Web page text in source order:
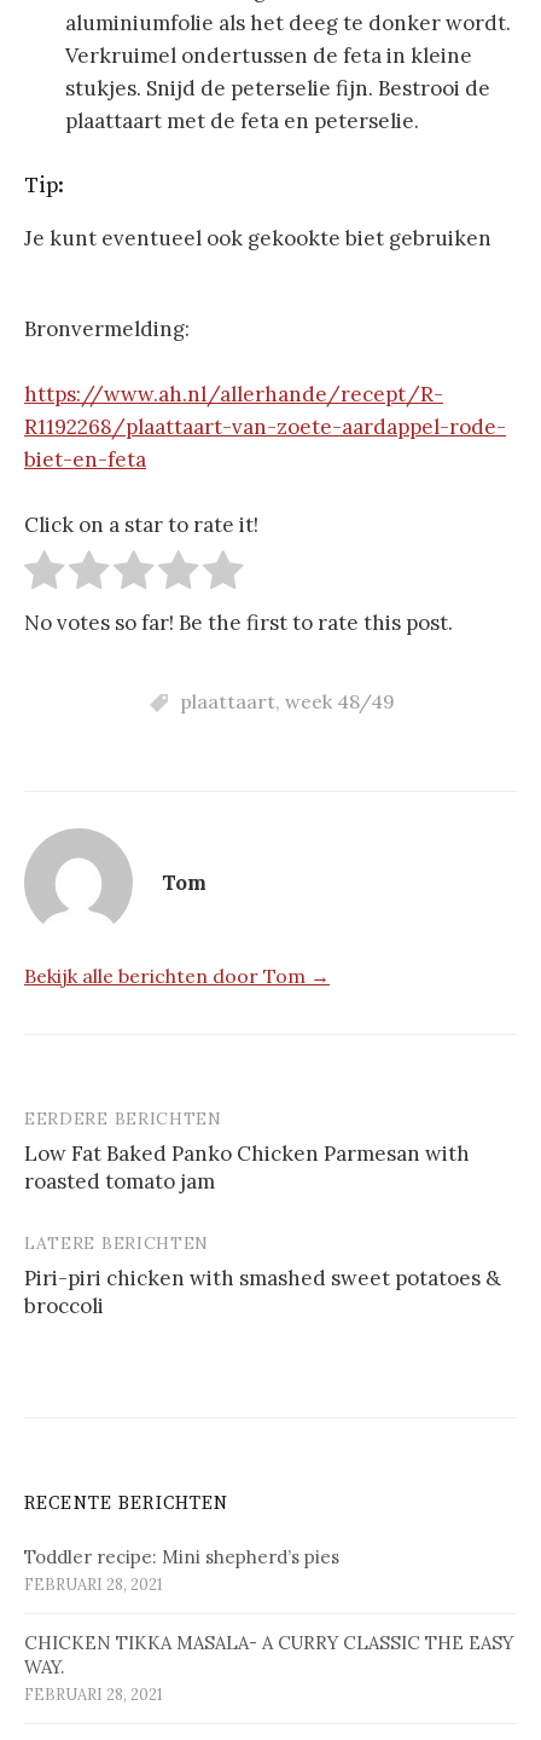
aluminiumfolie als het deeg te donker wordt.
Verkruimel ondertussen de feta in kleine
stukjes. Snijd de peterselie fijn. Bestrooi de
plaattaart met de feta en peterselie.
Tip:
Je kunt eventueel ook gekookte biet gebruiken
Bronvermelding:
https://www.ah.nl/allerhande/recept/R-
R1192268/plaattaart-van-zoete-aardappel-rode-
biet-en-feta
Click on a star to rate it!
No votes so far! Be the first to rate this post.
plaattaart, week 48/49
Tom
Bekijk alle berichten door Tom →
Berichtnavigatie
EERDERE BERICHTEN
Low Fat Baked Panko Chicken Parmesan with
roasted tomato jam
LATERE BERICHTEN
Piri-piri chicken with smashed sweet potatoes &
broccoli
RECENTE BERICHTEN
Toddler recipe: Mini shepherd’s pies
FEBRUARI 28, 2021
CHICKEN TIKKA MASALA- A CURRY CLASSIC THE EASY
WAY.
FEBRUARI 28, 2021